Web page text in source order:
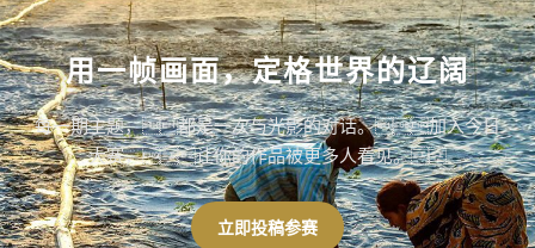
用一帧画面，定格世界的辽阔
每一期主题，都是一次与光影的对话。加入今日
大赛，让你的作品被更多人看见。
立即投稿参赛